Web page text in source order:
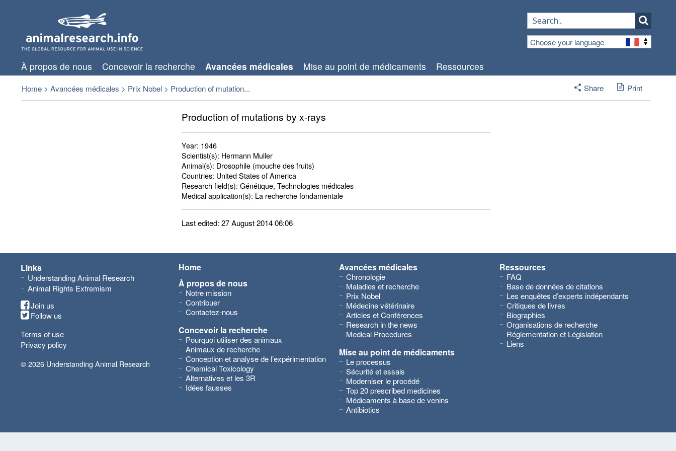
Choose your language
À propos de nous Concevoir la recherche Avancées médicales Mise au point de médicaments Ressources
Home > Avancées médicales > Prix Nobel > Production of mutation... Share Print
Production of mutations by x-rays
Year: 1946
Scientist(s): Hermann Muller
Animal(s): Drosophile (mouche des fruits)
Countries: United States of America
Research field(s): Génétique, Technologies médicales
Medical application(s): La recherche fondamentale
Last edited: 27 August 2014 06:06
Links
Understanding Animal Research
Animal Rights Extremism
Join us
Follow us
Terms of use
Privacy policy
© 2026 Understanding Animal Research
Home
À propos de nous
Notre mission
Contribuer
Contactez-nous
Concevoir la recherche
Pourquoi utiliser des animaux
Animaux de recherche
Conception et analyse de l’expérimentation
Chemical Toxicology
Alternatives et les 3R
Idées fausses
Avancées médicales
Chronologie
Maladies et recherche
Prix Nobel
Médecine vétérinaire
Articles et Conférences
Research in the news
Medical Procedures
Mise au point de médicaments
Le processus
Sécurité et essais
Moderniser le procédé
Top 20 prescribed medicines
Médicaments à base de venins
Antibiotics
Ressources
FAQ
Base de données de citations
Les enquêtes d’experts indépendants
Critiques de livres
Biographies
Organisations de recherche
Réglementation et Législation
Liens